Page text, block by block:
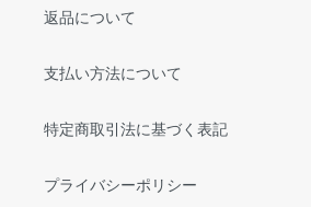
返品について
支払い方法について
特定商取引法に基づく表記
プライバシーポリシー